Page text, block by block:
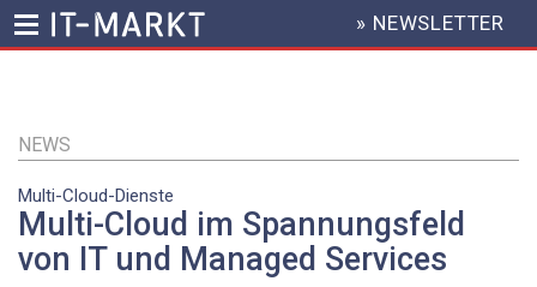
Inhalt
HEADER
MENU
» NEWSLETTER
NEWS
Multi-Cloud-Dienste
Multi-Cloud im Spannungsfeld
von IT und Managed Services